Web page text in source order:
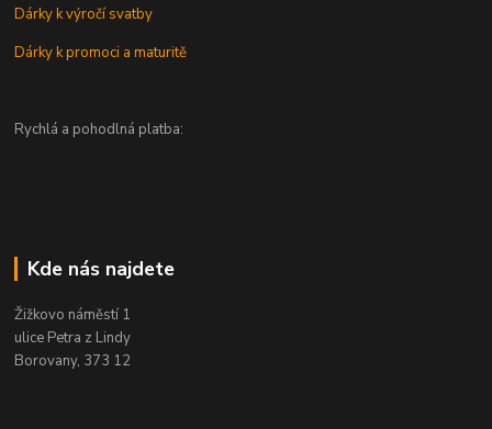
Dárky k výročí svatby
Dárky k promoci a maturitě
Rychlá a pohodlná platba:
Kde nás najdete
Žižkovo náměstí 1
ulice Petra z Lindy
Borovany, 373 12